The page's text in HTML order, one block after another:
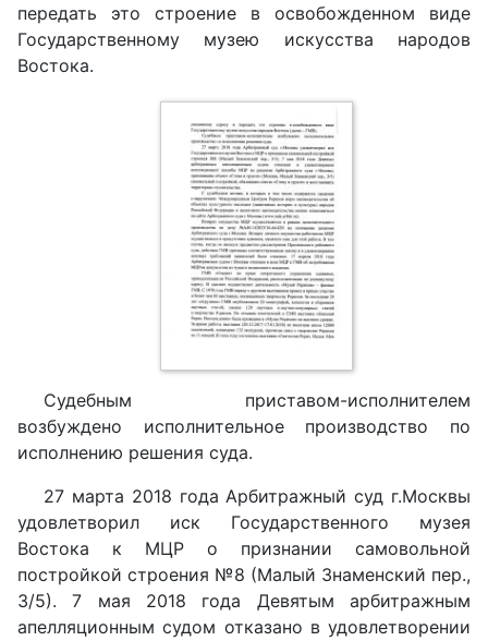
передать это строение в освобожденном виде
Государственному музею искусства народов
Востока.
Судебным приставом-исполнителем
возбуждено исполнительное производство по
исполнению решения суда.
27 марта 2018 года Арбитражный суд г.Москвы
удовлетворил иск Государственного музея
Востока к МЦР о признании самовольной
постройкой строения №8 (Малый Знаменский пер.,
3/5). 7 мая 2018 года Девятым арбитражным
апелляционным судом отказано в удовлетворении